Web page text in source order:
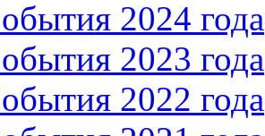
2024 года
2023 года
2022 года